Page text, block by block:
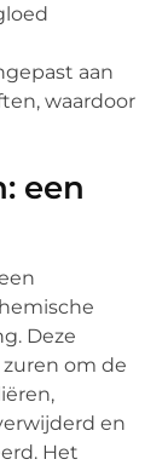
aan
waardoor
een
Deze
om de
en
Het